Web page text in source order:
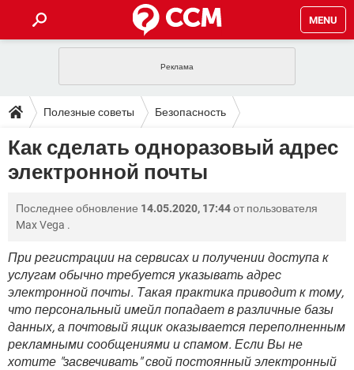
MENU
INSTAGRAM FACEBOOK
ИГРЫ WINDOWS 10
ВКОНТАКТЕ ВИДЕО
ПОЛЕЗНЫЕ СОВЕТЫ
TIKTOK TELEGRAM
WHATSAPP INSTAGRAM
WINDOWS 10 ВКОНТАКТЕ
YANDEX
ЗАГРУЗКИ
TIKTOK TELEGRAM
FACEBOOK
WINDOWS 10
ВИДЕО GOOGLE
YANDEX
ФОРУМ
TIKTOK TELEGRAM
FACEBOOK ИГРЫ
WINDOWS 10 ВКОНТАКТЕ
ВИДЕО
YANDEX
ЭНЦИКЛОПЕДИЯ
TIKTOK
WHATSAPP INSTAGRAM
FACEBOOK ИГРЫ
WINDOWS 10 ВКОНТАКТЕ
ВИДЕО GOOGLE
Полезные советы Безопасность
Как сделать одноразовый адрес
электронной почты
Последнее обновление 14.05.2020, 17:44от пользователя
Max Vega .
При регистрации на сервисах и получении доступа к
услугам обычно требуется указывать адрес
электронной почты. Такая практика приводит к тому,
что персональный имейл попадает в различные базы
данных, а почтовый ящик оказывается переполненным
рекламными сообщениями и спамом. Если Вы не
хотите "засвечивать" свой постоянный электронный